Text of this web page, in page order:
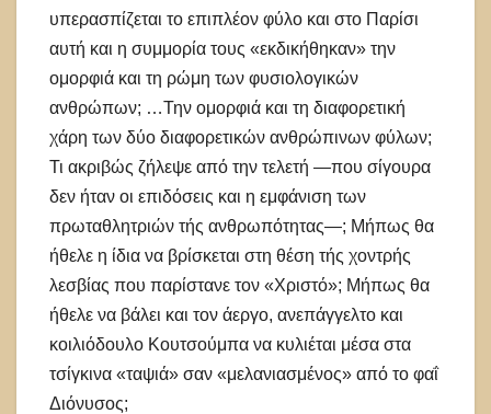
υπερασπίζεται το επιπλέον φύλο και στο Παρίσι
αυτή και η συμμορία τους «εκδικήθηκαν» την
ομορφιά και τη ρώμη των φυσιολογικών
ανθρώπων; …Την ομορφιά και τη διαφορετική
χάρη των δύο διαφορετικών ανθρώπινων φύλων;
Τι ακριβώς ζήλεψε από την τελετή —που σίγουρα
δεν ήταν οι επιδόσεις και η εμφάνιση των
πρωταθλητριών τής ανθρωπότητας—; Μήπως θα
ήθελε η ίδια να βρίσκεται στη θέση τής χοντρής
λεσβίας που παρίστανε τον «Χριστό»; Μήπως θα
ήθελε να βάλει και τον άεργο, ανεπάγγελτο και
κοιλιόδουλο Κουτσούμπα να κυλιέται μέσα στα
τσίγκινα «ταψιά» σαν «μελανιασμένος» από το φαΐ
Διόνυσος;